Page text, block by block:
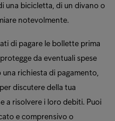
una bicicletta, di un divano o
notevolmente.
di pagare le bollette prima
da eventuali spese
richiesta di pagamento,
discutere della tua
a risolvere i loro debiti. Puoi
e comprensivo o